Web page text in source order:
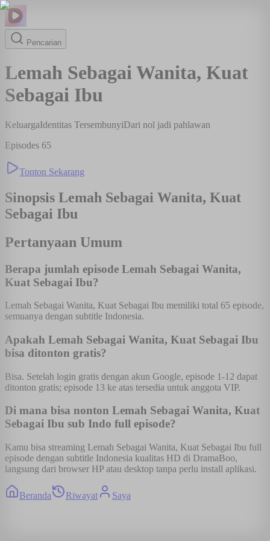
Pencarian
Lemah Sebagai Wanita, Kuat
Sebagai Ibu
KeluargaIdentitas TersembunyiDari nol jadi pahlawan
Episodes 65
Tonton Sekarang
Sinopsis Lemah Sebagai Wanita, Kuat
Sebagai Ibu
Pertanyaan Umum
Berapa jumlah episode Lemah Sebagai Wanita,
Kuat Sebagai Ibu?
Lemah Sebagai Wanita, Kuat Sebagai Ibu memiliki total 65 episode,
semuanya dengan subtitle Indonesia.
Apakah Lemah Sebagai Wanita, Kuat Sebagai Ibu
bisa ditonton gratis?
Bisa. Setelah login gratis dengan akun Google, episode 1-12 dapat
ditonton gratis; episode 13 ke atas tersedia untuk anggota VIP.
Di mana bisa nonton Lemah Sebagai Wanita, Kuat
Sebagai Ibu sub Indo full episode?
Kamu bisa streaming Lemah Sebagai Wanita, Kuat Sebagai Ibu full
episode dengan subtitle Indonesia kualitas HD di DramaBoo,
langsung dari browser HP atau desktop tanpa perlu install aplikasi.
Beranda Riwayat Saya